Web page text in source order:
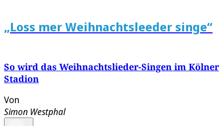
„Loss mer Weihnachtsleeder singe“
So wird das Weihnachtslieder-Singen im Kölner
Stadion
Von
Simon Westphal